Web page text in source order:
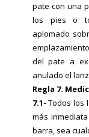
pate con una
los pies o
aplomado
del pate a
anulado el
Regla 7.
7.1- Todos los
más
barra, sea